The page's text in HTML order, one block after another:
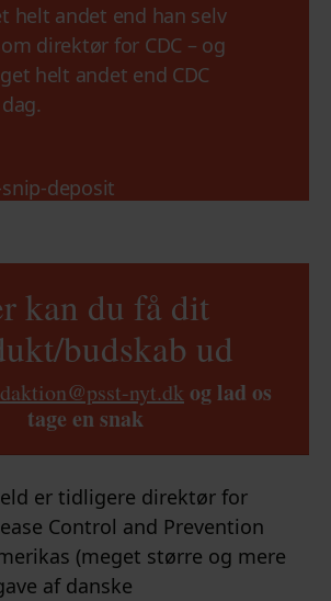
helt andet end han selv
direktør for CDC – og
helt andet end CDC
kan du få dit
budskab ud
nyt.dk og lad os
tage en snak
er tidligere direktør for
Control and Prevention
(meget større og mere
af danske